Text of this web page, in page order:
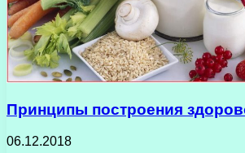
Принципы построения
06.12.2018